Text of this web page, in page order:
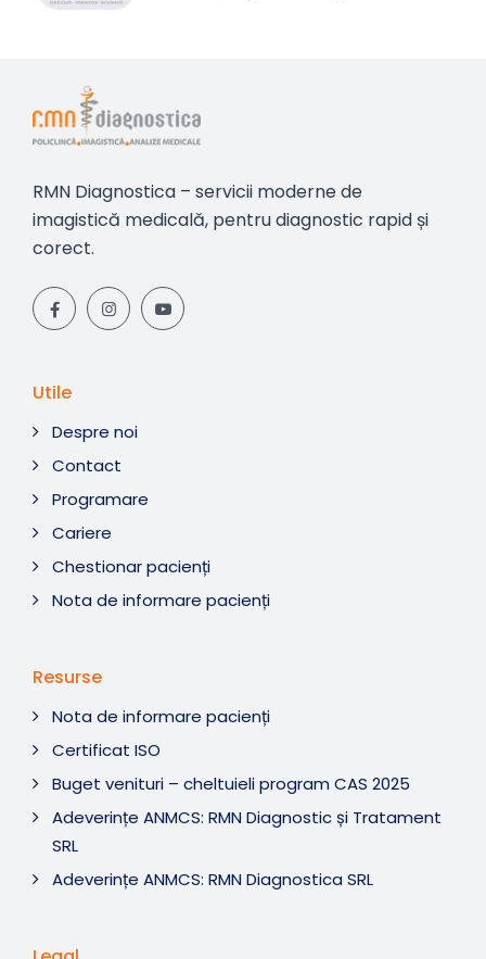
RMN Diagnostica – servicii moderne de
imagistică medicală, pentru diagnostic rapid și
corect.
Utile
Despre noi
Contact
Programare
Cariere
Chestionar pacienți
Nota de informare pacienți
Resurse
Nota de informare pacienți
Certificat ISO
Buget venituri – cheltuieli program CAS 2025
Adeverințe ANMCS: RMN Diagnostic și Tratament
SRL
Adeverințe ANMCS: RMN Diagnostica SRL